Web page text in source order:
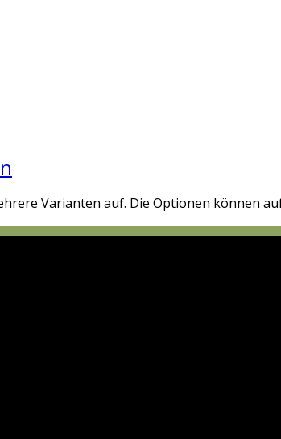
Varianten auf. Die Optionen können